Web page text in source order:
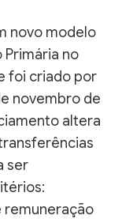
novo modelo
no
foi criado por
novembro de
altera
ser
remuneração